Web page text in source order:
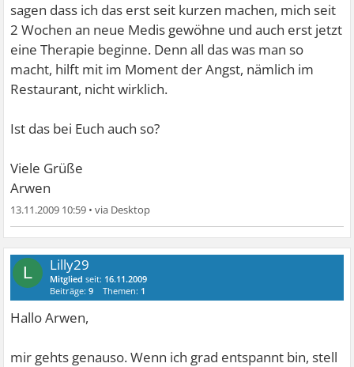
sagen dass ich das erst seit kurzen machen, mich seit
2 Wochen an neue Medis gewöhne und auch erst jetzt
eine Therapie beginne. Denn all das was man so
macht, hilft mit im Moment der Angst, nämlich im
Restaurant, nicht wirklich.
Ist das bei Euch auch so?
Viele Grüße
Arwen
13.11.2009 10:59 •
L Lilly29
Mitglied seit: 16.11.2009
Beiträge:9 Themen: 1
Hallo Arwen,
mir gehts genauso. Wenn ich grad entspannt bin, stell